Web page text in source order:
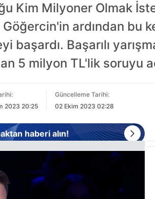
Kim Milyoner Olmak
ardından bu
Başarılı
5 milyon TL'lik soruyu
2023 20:25
Güncelleme Tarihi:
02 Ekim 2023 02:28
haberi alın!